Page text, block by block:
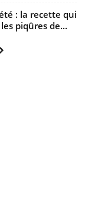
: la recette qui
piqûres de...